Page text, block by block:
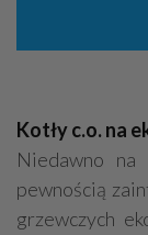
Kotły c.o. na
Niedawno
pewnością
grzewczych